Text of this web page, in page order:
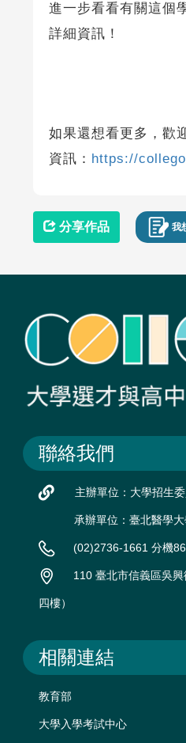
進一步看看有關這個
詳細資訊！
如果還想看更多，歡
資訊： https://
分享作品 我
聯絡我們
主辦單位：大學招生
承辦單位：臺北醫學
(02)2736-1661 分機
110 臺北市信義區吳
四樓）
相關連結
教育部
大學入學考試中心